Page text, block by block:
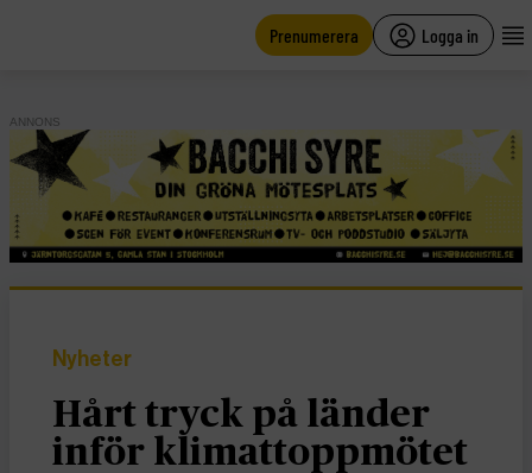
Prenumerera Logga in
ANNONS
Nyheter
Hårt tryck på länder
inför klimattoppmötet